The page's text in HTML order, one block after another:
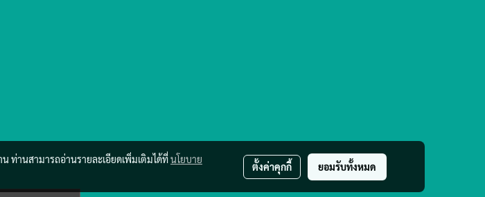
ท่านสามารถอ่านรายละเอียดเพิ่มเติมได้ที่นโยบาย
ตั้งค่าคุกกี้ ยอมรับทั้งหมด